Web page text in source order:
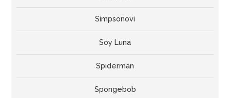
Simpsonovi
Soy Luna
Spiderman
Spongebob